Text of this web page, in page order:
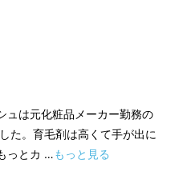
齢に応じたケア
ちょうどいい固さ」
ュは元化粧品メーカー勤務の
た。育毛剤は高くて手が出に
っとカ …もっと見る